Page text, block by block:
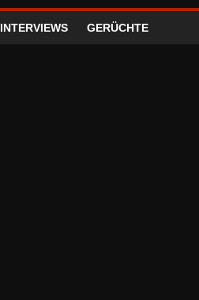
INTERVIEWS GERÜCHTE